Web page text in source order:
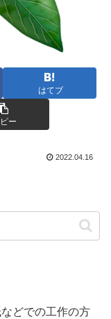
はてブ
ー
2022.04.16
どでの工作の方